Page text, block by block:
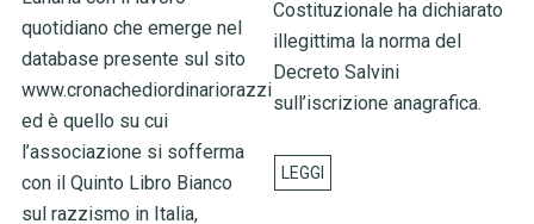
quotidiano che emerge nel
database presente sul sito
www.cronachediordinariorazzismo.org,
ed è quello su cui
l’associazione si sofferma
con il Quinto Libro Bianco
sul razzismo in Italia,
Costituzionale ha dichiarato
illegittima la norma del
Decreto Salvini
sull’iscrizione anagrafica.